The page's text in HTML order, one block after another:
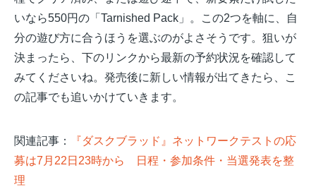
いなら550円の「Tarnished Pack」。この2つを軸に、自
分の遊び方に合うほうを選ぶのがよさそうです。狙いが
決まったら、下のリンクから最新の予約状況を確認して
みてくださいね。発売後に新しい情報が出てきたら、こ
の記事でも追いかけていきます。
関連記事：
『ダスクブラッド』ネットワークテストの応
募は7月22日23時から 日程・参加条件・当選発表を整
理